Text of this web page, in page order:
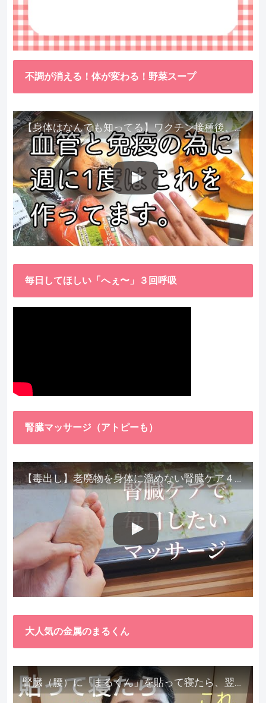
不調が消える！体が変わる！野菜スープ
【身体はなんでも知ってる】ワクチン接種後、異常に食べたくなった野菜が細胞回復に貢献してくれました。
毎日してほしい「へぇ〜」３回呼吸
腎臓マッサージ（アトピーも）
【毒出し】老廃物を身体に溜めない腎臓ケア４種をご紹介します。
大人気の金属のまるくん
腎臓（腰）に「まるくん」を貼って寝たら、翌朝めちゃ楽でびっくりしました。腎臓叩いても痛くない！【お客様の声を試してみた】